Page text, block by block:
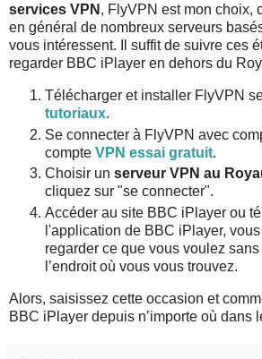
services VPN , FlyVPN est mon choix,
en général de nombreux serveurs
vous intéressent. Il suffit de suivre ces
regarder BBC iPlayer en dehors du
Télécharger et installer FlyVPN
tutoriaux.
Se connecter à FlyVPN avec
compte VPN essai gratuit.
Choisir un serveur VPN au
cliquez sur "se connecter".
Accéder au site BBC iPlayer ou
l'application de BBC iPlayer,
regarder ce que vous voulez
l’endroit où vous vous trouvez.
Alors, saisissez cette occasion et
BBC iPlayer depuis n’importe où dans